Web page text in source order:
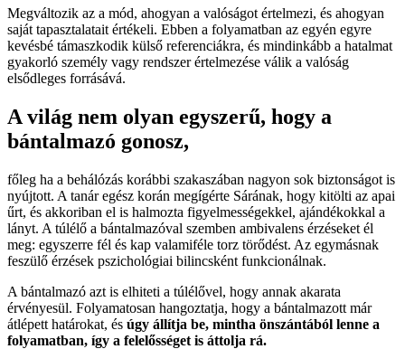
Megváltozik az a mód, ahogyan a valóságot értelmezi, és ahogyan
saját tapasztalatait értékeli. Ebben a folyamatban az egyén egyre
kevésbé támaszkodik külső referenciákra, és mindinkább a hatalmat
gyakorló személy vagy rendszer értelmezése válik a valóság
elsődleges forrásává.
A világ nem olyan egyszerű, hogy a
bántalmazó gonosz,
főleg ha a behálózás korábbi szakaszában nagyon sok biztonságot is
nyújtott. A tanár egész korán megígérte Sárának, hogy kitölti az apai
űrt, és akkoriban el is halmozta figyelmességekkel, ajándékokkal a
lányt. A túlélő a bántalmazóval szemben ambivalens érzéseket él
meg: egyszerre fél és kap valamiféle torz törődést. Az egymásnak
feszülő érzések pszichológiai bilincsként funkcionálnak.
A bántalmazó azt is elhiteti a túlélővel, hogy annak akarata
érvényesül. Folyamatosan hangoztatja, hogy a bántalmazott már
átlépett határokat, és úgy állítja be, mintha önszántából lenne a
folyamatban, így a felelősséget is áttolja rá.